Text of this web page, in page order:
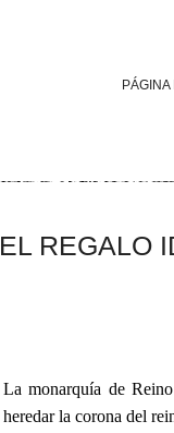
EL REGALO
La monarquía de
heredar la corona del